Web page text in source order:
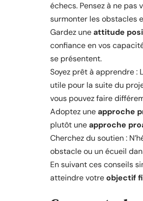
échecs. Pensez à ne
surmonter les obstacles
Gardez uneattitude
confiance en vos
se présentent.
Soyez prêt à apprendre :
utile pour la suite du
vous pouvez faire
Adoptez uneapproche
plutôt uneapproche
Cherchez du soutien :
obstacle ou un écueil
En suivant ces conseils
atteindre votreobjectif